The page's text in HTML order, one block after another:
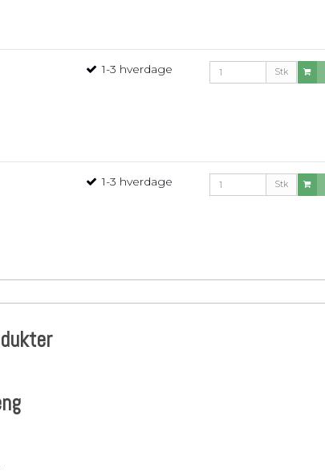
1-3 hverdage Stk
1-3 hverdage Stk